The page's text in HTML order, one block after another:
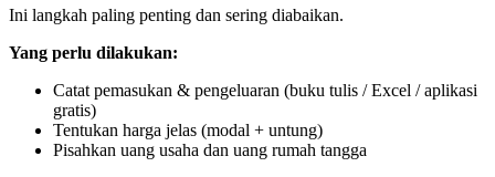
Ini langkah paling penting dan sering diabaikan.
Yang perlu dilakukan:
Catat pemasukan & pengeluaran (buku tulis / Excel / aplikasi
gratis)
Tentukan harga jelas (modal + untung)
Pisahkan uang usaha dan uang rumah tangga